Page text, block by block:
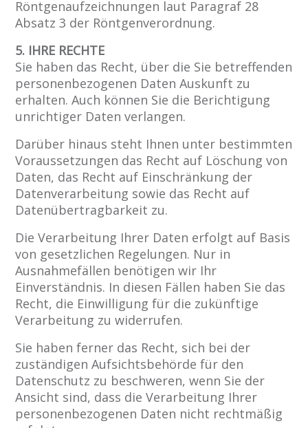
Röntgenaufzeichnungen laut Paragraf 28
Absatz 3 der Röntgenverordnung.
5. IHRE RECHTE
Sie haben das Recht, über die Sie betreffenden
personenbezogenen Daten Auskunft zu
erhalten. Auch können Sie die Berichtigung
unrichtiger Daten verlangen.
Darüber hinaus steht Ihnen unter bestimmten
Voraussetzungen das Recht auf Löschung von
Daten, das Recht auf Einschränkung der
Datenverarbeitung sowie das Recht auf
Datenübertragbarkeit zu.
Die Verarbeitung Ihrer Daten erfolgt auf Basis
von gesetzlichen Regelungen. Nur in
Ausnahmefällen benötigen wir Ihr
Einverständnis. In diesen Fällen haben Sie das
Recht, die Einwilligung für die zukünftige
Verarbeitung zu widerrufen.
Sie haben ferner das Recht, sich bei der
zuständigen Aufsichtsbehörde für den
Datenschutz zu beschweren, wenn Sie der
Ansicht sind, dass die Verarbeitung Ihrer
personenbezogenen Daten nicht rechtmäßig